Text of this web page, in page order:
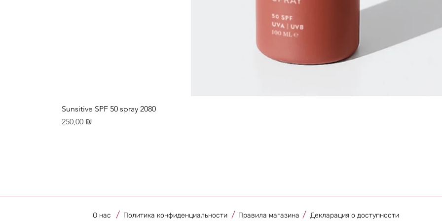
Sunsitive SPF 50 spray 2080
Цена
250,00 ₪
О нас / Политика конфиденциальности / Правила магазина / Декларация о доступности